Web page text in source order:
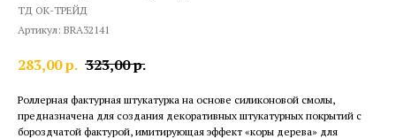
ТД ОК-ТРЕЙД
Артикул: BRA32141
283,00р. 323,00р.
Роллерная фактурная штукатурка на основе силиконовой смолы,
предназначена для создания декоративных штукатурных покрытий с
бороздчатой фактурой, имитирующая эффект «коры дерева» для